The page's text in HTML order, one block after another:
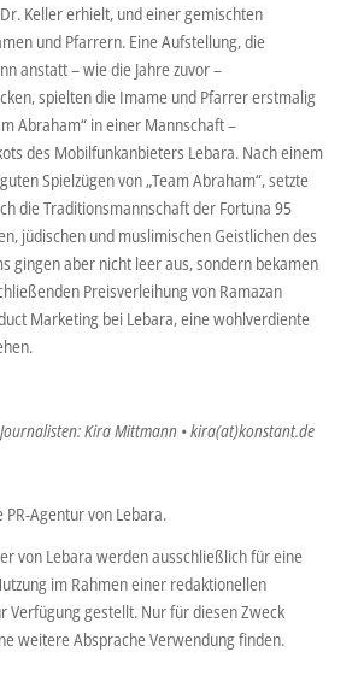
Keller erhielt, und einer gemischten
und Pfarrern. Eine Aufstellung, die
anstatt – wie die Jahre zuvor –
spielten die Imame und Pfarrer erstmalig
Abraham“ in einer Mannschaft –
des Mobilfunkanbieters Lebara. Nach einem
Spielzügen von „Team Abraham“, setzte
die Traditionsmannschaft der Fortuna 95
jüdischen und muslimischen Geistlichen des
gingen aber nicht leer aus, sondern bekamen
Preisverleihung von Ramazan
Marketing bei Lebara, eine wohlverdiente
Kira Mittmann • kira(at)konstant.de
PR-Agentur von Lebara.
von Lebara werden ausschließlich für eine
im Rahmen einer redaktionellen
Verfügung gestellt. Nur für diesen Zweck
weitere Absprache Verwendung finden.